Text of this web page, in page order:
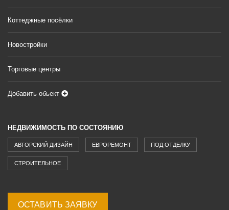
Коттеджные посёлки
Новостройки
Торговые центры
Добавить обьект
НЕДВИЖИМОСТЬ ПО СОСТОЯНИЮ
АВТОРСКИЙ ДИЗАЙН ЕВРОРЕМОНТ ПОД ОТДЕЛКУ
СТРОИТЕЛЬНОЕ
ОСТАВИТЬ ЗАЯВКУ